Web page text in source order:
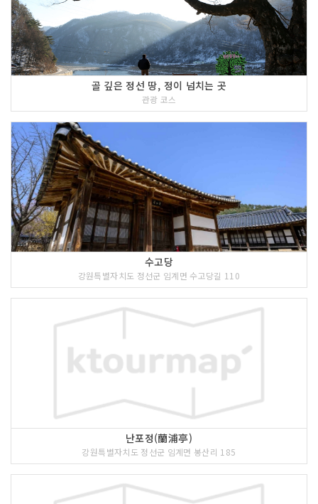
골 깊은 정선 땅, 정이 넘치는 곳
관광 코스
수고당
강원특별자치도 정선군 임계면 수고당길 110
난포정(蘭浦亭)
강원특별자치도 정선군 임계면 봉산리 185